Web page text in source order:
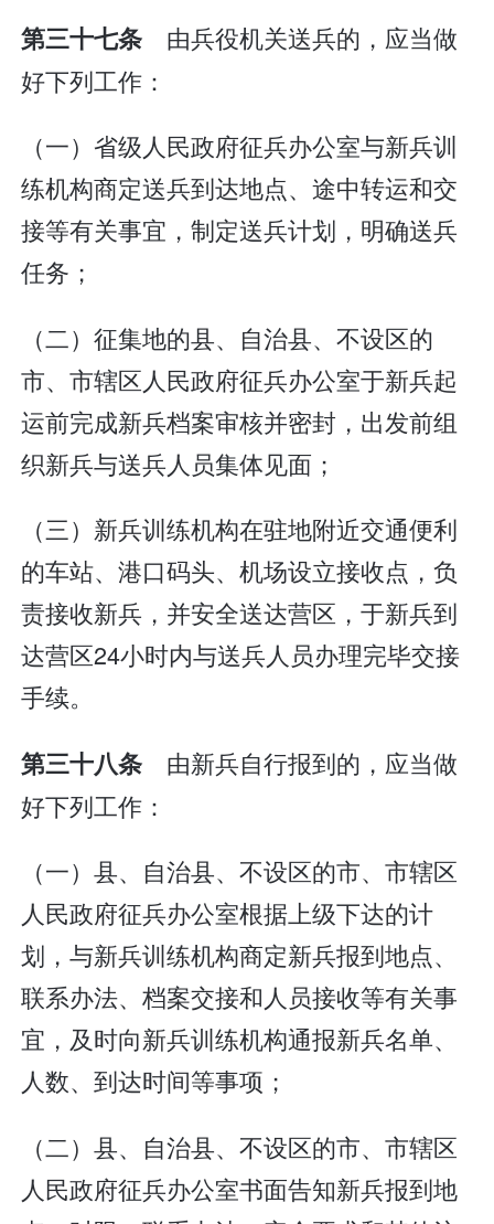
第三十七条 由兵役机关送兵的，应当做
好下列工作：
（一）省级人民政府征兵办公室与新兵训
练机构商定送兵到达地点、途中转运和交
接等有关事宜，制定送兵计划，明确送兵
任务；
（二）征集地的县、自治县、不设区的
市、市辖区人民政府征兵办公室于新兵起
运前完成新兵档案审核并密封，出发前组
织新兵与送兵人员集体见面；
（三）新兵训练机构在驻地附近交通便利
的车站、港口码头、机场设立接收点，负
责接收新兵，并安全送达营区，于新兵到
达营区24小时内与送兵人员办理完毕交接
手续。
第三十八条 由新兵自行报到的，应当做
好下列工作：
（一）县、自治县、不设区的市、市辖区
人民政府征兵办公室根据上级下达的计
划，与新兵训练机构商定新兵报到地点、
联系办法、档案交接和人员接收等有关事
宜，及时向新兵训练机构通报新兵名单、
人数、到达时间等事项；
（二）县、自治县、不设区的市、市辖区
人民政府征兵办公室书面告知新兵报到地